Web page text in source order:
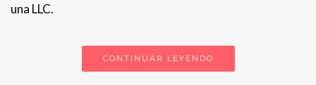
una LLC.
CONTINUAR LEYENDO